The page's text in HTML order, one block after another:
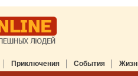
Приключения События